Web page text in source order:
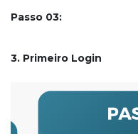
Passo 03:
3. Primeiro Login